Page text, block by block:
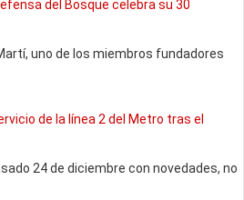
del Bosque celebra su 30
uno de los miembros fundadores
de la línea 2 del Metro tras el
24 de diciembre con novedades, no